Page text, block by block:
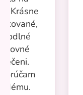
Krásne